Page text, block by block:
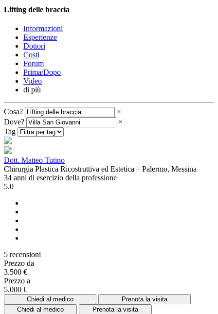
Lifting delle braccia
Informazioni
Esperienze
Dottori
Costi
Forum
Prima/Dopo
Video
di più
Cosa?
×
Dove?
×
Tag
Dott. Matteo Tutino
Chirurgia Plastica Ricostruttiva ed Estetica – Palermo, Messina
34 anni di esercizio della professione
5.0
5 recensioni
Prezzo da
3.500 €
Prezzo a
5.000 €
Chiedi al medico
Prenota la visita
Chiedi al medico
Prenota la visita